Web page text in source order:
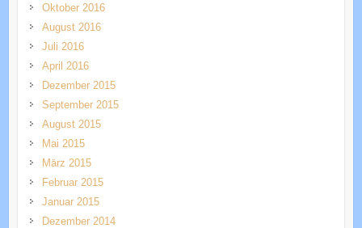
Oktober 2016
August 2016
Juli 2016
April 2016
Dezember 2015
September 2015
August 2015
Mai 2015
März 2015
Februar 2015
Januar 2015
Dezember 2014